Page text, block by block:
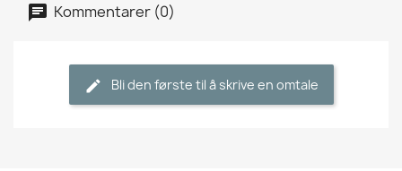
Kommentarer (0)
Bli den første til å skrive en omtale